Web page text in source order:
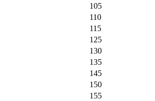
105
110
115
125
130
135
145
150
155